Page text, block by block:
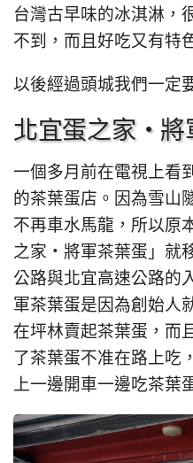
台灣古早味的冰淇淋，
不到，而且好吃又有特
以後經過頭城我們一定
北宜蛋之家‧將
一個多月前在電視上看
的茶葉蛋店。因為雪山
不再車水馬龍，所以原
之家‧將軍茶葉蛋」就
公路與北宜高速公路的
軍茶葉蛋是因為創始人
在坪林賣起茶葉蛋，而
了茶葉蛋不准在路上吃
上一邊開車一邊吃茶葉